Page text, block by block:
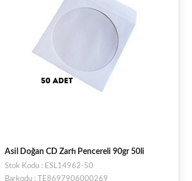
Asil Doğan CD Zarfı Pencereli 90gr 50li
Stok Kodu : ESL14962-50
Barkodu : TE8697906000269